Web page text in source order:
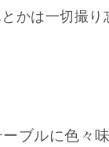
かは一切撮り
ブルに色々